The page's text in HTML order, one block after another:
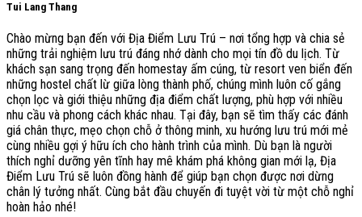
Tui Lang Thang
Chào mừng bạn đến với Địa Điểm Lưu Trú – nơi tổng hợp và chia sẻ
những trải nghiệm lưu trú đáng nhớ dành cho mọi tín đồ du lịch. Từ
khách sạn sang trọng đến homestay ấm cúng, từ resort ven biển đến
những hostel chất lừ giữa lòng thành phố, chúng mình luôn cố gắng
chọn lọc và giới thiệu những địa điểm chất lượng, phù hợp với nhiều
nhu cầu và phong cách khác nhau. Tại đây, bạn sẽ tìm thấy các đánh
giá chân thực, mẹo chọn chỗ ở thông minh, xu hướng lưu trú mới mẻ
cùng nhiều gợi ý hữu ích cho hành trình của mình. Dù bạn là người
thích nghỉ dưỡng yên tĩnh hay mê khám phá không gian mới lạ, Địa
Điểm Lưu Trú sẽ luôn đồng hành để giúp bạn chọn được nơi dừng
chân lý tưởng nhất. Cùng bắt đầu chuyến đi tuyệt vời từ một chỗ nghỉ
hoàn hảo nhé!